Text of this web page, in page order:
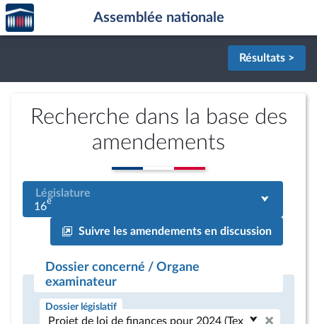
Aller au contenu
Aller en bas de la page
Accèder
à la
page
Assemblée nationale
Résultats >
Recherche dans la base des
amendements
Législature
16e
Suivre les amendements en discussion
Dossier concerné / Organe
examinateur
Dossier législatif